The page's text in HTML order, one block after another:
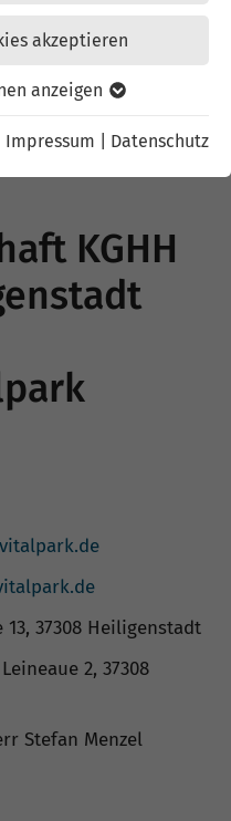
akzeptieren
anzeigen
Impressum Datenschutz
KGHH
37308 Heiligenstadt
2, 37308
Stefan Menzel